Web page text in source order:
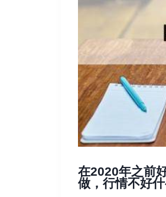
在2020年之前
做，行情不好